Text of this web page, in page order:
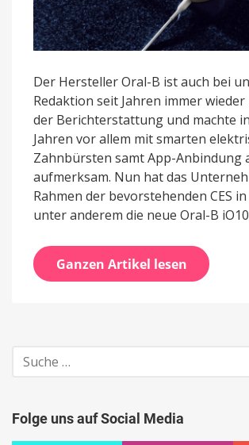
Der Hersteller Oral-B ist auch bei
Redaktion seit Jahren immer
der Berichterstattung und machte
Jahren vor allem mit smarten
Zahnbürsten samt App-Anbindung
aufmerksam. Nun hat das
Rahmen der bevorstehenden CES
unter anderem die neue Oral-B
Ganzen Artikel lesen
Suche
nach:
Folge uns auf Social Media